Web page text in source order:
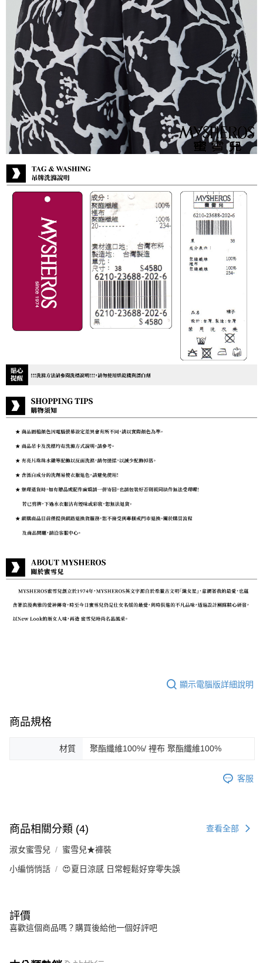
顯示電腦版詳細說明
商品規格
材質 聚酯纖維100%/ 裡布 聚酯纖維100%
客服
商品相關分類 (4) 查看全部
淑女蜜雪兒 蜜雪兒★褲裝
小編悄悄話 😍夏日涼感 日常輕鬆好穿零失誤
評價
喜歡這個商品嗎？購買後給他一個好評吧